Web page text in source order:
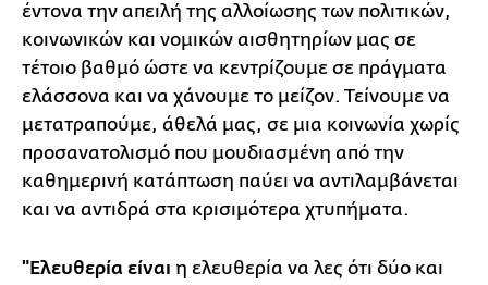
έντονα την απειλή της αλλοίωσης των πολιτικών,
κοινωνικών και νομικών αισθητηρίων μας σε
τέτοιο βαθμό ώστε να κεντρίζουμε σε πράγματα
ελάσσονα και να χάνουμε το μείζον. Τείνουμε να
μετατραπούμε, άθελά μας, σε μια κοινωνία χωρίς
προσανατολισμό που μουδιασμένη από την
καθημερινή κατάπτωση παύει να αντιλαμβάνεται
και να αντιδρά στα κρισιμότερα χτυπήματα.
"Ελευθερία είναι η ελευθερία να λες ότι δύο και